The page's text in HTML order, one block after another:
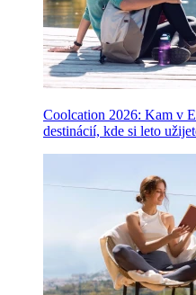
Coolcation 2026: Kam v
destinácií, kde si leto